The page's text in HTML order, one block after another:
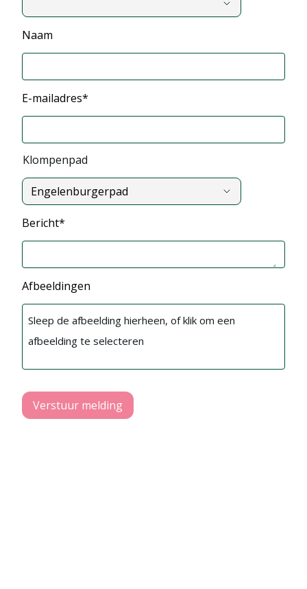
Aanhef
Naam
E-mailadres*
Klompenpad
Engelenburgerpad
,
Bericht*
Afbeeldingen
Sleep de afbeelding hierheen, of klik om een
afbeelding te selecteren
Verstuur melding